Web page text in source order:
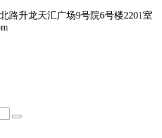
路升龙天汇广场9号院6号楼2201室